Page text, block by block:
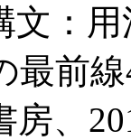
文：
最前
房、